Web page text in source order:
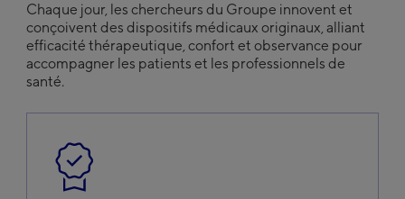
Chaque jour, les chercheurs du Groupe innovent et
conçoivent des dispositifs médicaux originaux, alliant
efficacité thérapeutique, confort et observance pour
accompagner les patients et les professionnels de
santé.